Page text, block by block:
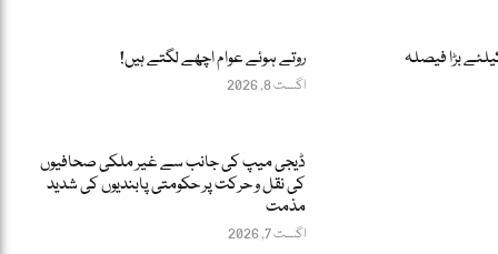
بڑا فیصلہ روتے ہوئے عوام اچھے لگتے ہیں!
اگست 8, 2026
ڈیجی میپ کی جانب سے غیر ملکی صحافیوں
کی نقل و حرکت پر حکومتی پابندیوں کی شدید
مذمت
اگست 7, 2026